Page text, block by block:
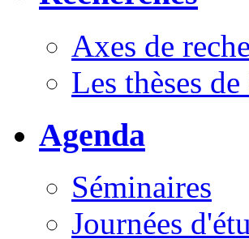
Axes de
Les thèses
Agenda
Séminaires
Journées